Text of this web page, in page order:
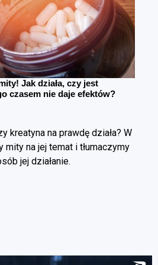
Jak działa, czy jest
czasem nie daje efektów?
kreatyna na prawdę działa? W
mity na jej temat i tłumaczymy
jej działanie.